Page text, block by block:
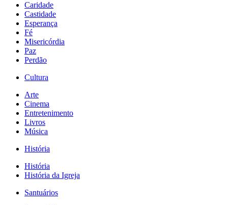
Caridade
Castidade
Esperança
Fé
Misericórdia
Paz
Perdão
Cultura
Arte
Cinema
Entretenimento
Livros
Música
História
História
História da Igreja
Santuários